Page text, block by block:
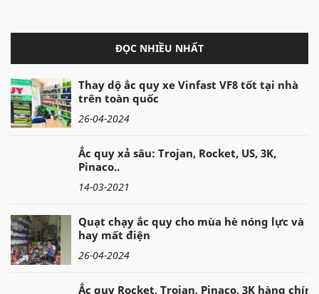
ĐỌC NHIỀU NHẤT
Thay dộ ắc quy xe Vinfast VF8 tốt tại nhà
trên toàn quốc
26-04-2024
Ắc quy xả sâu: Trojan, Rocket, US, 3K,
Pinaco..
14-03-2021
Quạt chạy ắc quy cho mùa hè nóng lực và
hay mất điện
26-04-2024
Ắc quy Rocket, Trojan, Pinaco, 3K hàng chính